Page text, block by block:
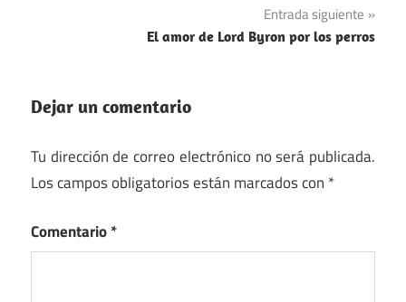
Entrada siguiente
El amor de Lord Byron por los perros
Dejar un comentario
Tu dirección de correo electrónico no será publicada.
Los campos obligatorios están marcados con *
Comentario*